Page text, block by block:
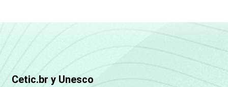
9
Cetic.br y Unesco